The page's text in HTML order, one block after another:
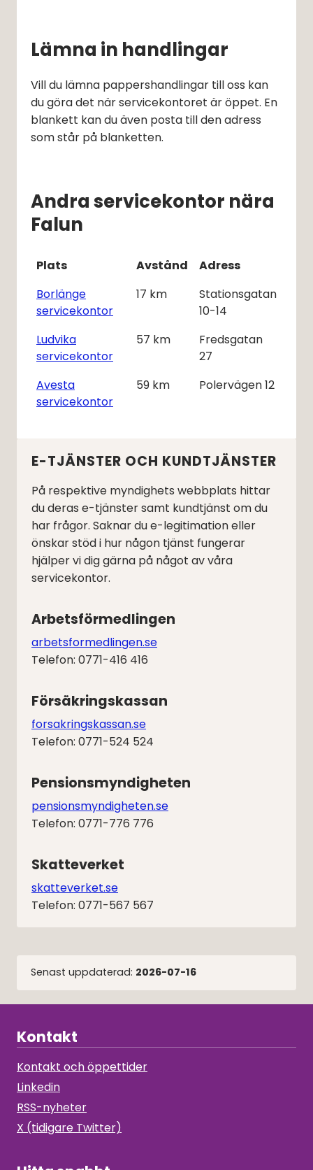
Lämna in handlingar
Vill du lämna pappershandlingar till oss kan
du göra det när servicekontoret är öppet. En
blankett kan du även posta till den adress
som står på blanketten.
Andra servicekontor nära
Falun
Plats Avstånd
Adress
Borlänge
servicekontor
17 km
Stationsgatan
10-14
Ludvika
servicekontor
57 km
Fredsgatan
27
Avesta
servicekontor
59 km Polervägen 12
E-TJÄNSTER OCH KUNDTJÄNSTER
På respektive myndighets webbplats hittar
du deras e-tjänster samt kundtjänst om du
har frågor. Saknar du e-legitimation eller
önskar stöd i hur någon tjänst fungerar
hjälper vi dig gärna på något av våra
servicekontor.
Arbetsförmedlingen
arbetsformedlingen.se
Telefon: 0771-416 416
Försäkringskassan
forsakringskassan.se
Telefon: 0771-524 524
Pensionsmyndigheten
pensionsmyndigheten.se
Telefon: 0771-776 776
Skatteverket
skatteverket.se
Telefon: 0771-567 567
Senast uppdaterad: 2026-07-16
Kontakt
Kontakt och öppettider
Linkedin
RSS-nyheter
X (tidigare Twitter)